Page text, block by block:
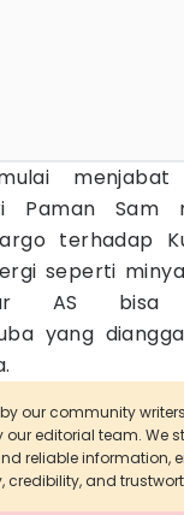
Paman Sam
terhadap
seperti
AS bisa
yang
our community
our editorial team. We
reliable information,
and